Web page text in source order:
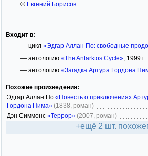
© Евгений Борисов
Входит в:
— цикл «Эдгар Аллан По: свободные
— антологию «The Antarktos Cycle», 1999 г.
— антологию «Загадка Артура Гордона
Похожие произведения:
Эдгар Аллан По «Повесть о приключениях
Гордона Пима» (1838, роман)
Дэн Симмонс «Террор» (2007, роман)
+ещё 2 шт.